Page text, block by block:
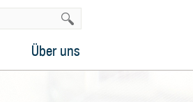
Über uns